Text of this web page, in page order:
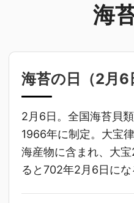
海
海苔の日（2月6
2月6日。全国海苔貝
1966年に制定。大宝
海産物に含まれ、大
ると702年2月6日にな